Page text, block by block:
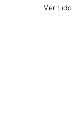
Ver tudo